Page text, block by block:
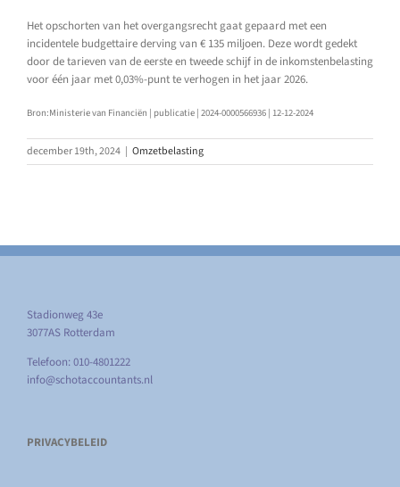
Het opschorten van het overgangsrecht gaat gepaard met een
incidentele budgettaire derving van € 135 miljoen. Deze wordt gedekt
door de tarieven van de eerste en tweede schijf in de inkomstenbelasting
voor één jaar met 0,03%-punt te verhogen in het jaar 2026.
Bron:Ministerie van Financiën | publicatie | 2024-0000566936 | 12-12-2024
december 19th, 2024 | Omzetbelasting
Stadionweg 43e
3077AS Rotterdam
Telefoon: 010-4801222
info@schotaccountants.nl
PRIVACYBELEID